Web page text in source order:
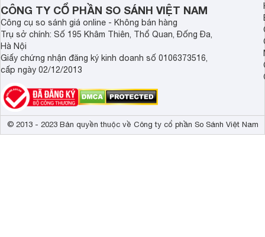
CÔNG TY CỔ PHẦN SO SÁNH VIỆT NAM
Công cụ so sánh giá online - Không bán hàng
Trụ sở chính: Số 195 Khâm Thiên, Thổ Quan, Đống Đa,
Hà Nội
Giấy chứng nhận đăng ký kinh doanh số 0106373516,
cấp ngày 02/12/2013
© 2013 - 2023 Bản quyền thuộc về Công ty cổ phần So Sánh Việt Nam